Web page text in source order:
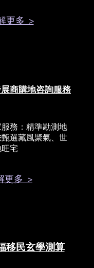
更多 >
商購地咨詢服務
務：精準勘測地
選藏風聚氣、世
宅
更多 >
移民玄學測算